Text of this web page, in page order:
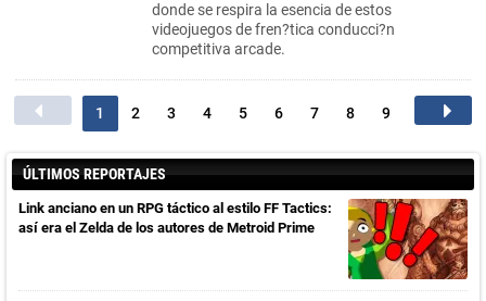
donde se respira la esencia de estos
videojuegos de fren?tica conducci?n
competitiva arcade.
1 2 3 4 5 6 7 8 9
ÚLTIMOS REPORTAJES
Link anciano en un RPG táctico al estilo FF Tactics:
así era el Zelda de los autores de Metroid Prime